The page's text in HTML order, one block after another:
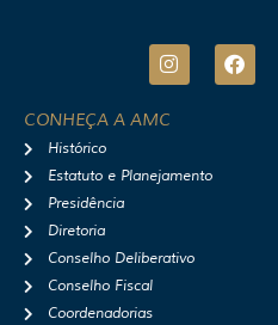
I
n
t
r
F
a
CONHEÇA A AMC
Histórico
Estatuto e Planejamento
Presidência
Diretoria
Conselho Deliberativo
Conselho Fiscal
Coordenadorias